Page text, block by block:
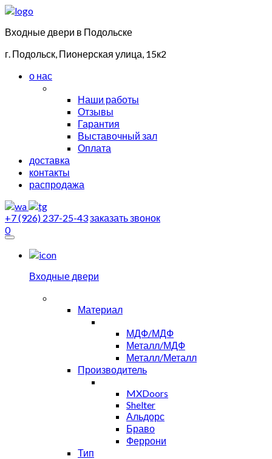
Входные двери в Подольске
г. Подольск, Пионерская улица, 15к2
о нас
Наши работы
Отзывы
Гарантия
Выставочный зал
Оплата
доставка
контакты
распродажа
+7 (926) 237-25-43заказать звонок
0
Входные двери
Материал
МДФ/МДФ
Металл/МДФ
Металл/Металл
Производитель
MXDoors
Shelter
Альдорс
Браво
Феррони
Тип